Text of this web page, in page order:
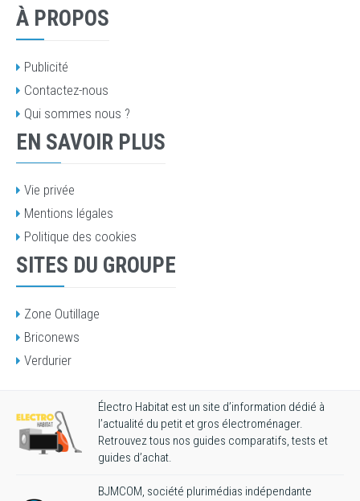
À PROPOS
Publicité
Contactez-nous
Qui sommes nous ?
EN SAVOIR PLUS
Vie privée
Mentions légales
Politique des cookies
SITES DU GROUPE
Zone Outillage
Briconews
Verdurier
Électro Habitat est un site d’information dédié à
l’actualité du petit et gros électroménager.
Retrouvez tous nos guides comparatifs, tests et
guides d’achat.
BJMCOM, société plurimédias indépendante